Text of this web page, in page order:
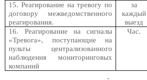
15. Реагирование на тревогу по
договору межведомственного
реагирования.
за
каждый
выезд
16. Реагирование на сигналы
«Тревога», поступающие на
пульты централизованного
наблюдения мониторинговых
компаний
Час.